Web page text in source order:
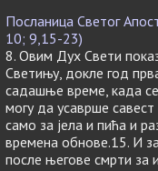
Посланица Светог
10; 9,15-23)
8. Овим Дух Свети
Светињу, докле год
садашње време, када
могу да усаврше
само за јела и пића и
времена обнове.15. И
после његове смрти за